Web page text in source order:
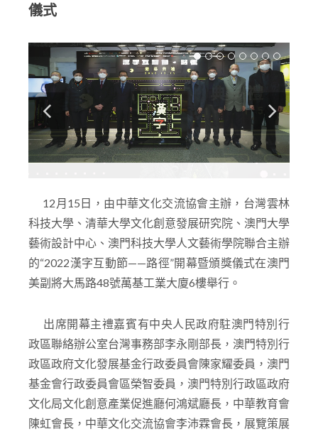
儀式
12月15日，由中華文化交流協會主辦，台灣雲林
科技大學、清華大學文化創意發展研究院、澳門大學
藝術設計中心、澳門科技大學人文藝術學院聯合主辦
美副將大馬路48號萬基工業大廈6樓舉行。
出席開幕主禮嘉賓有中央人民政府駐澳門特別行
政區聯絡辦公室台灣事務部李永剛部長，澳門特別行
政區政府文化發展基金行政委員會陳家耀委員，澳門
基金會行政委員會區榮智委員，澳門特別行政區政府